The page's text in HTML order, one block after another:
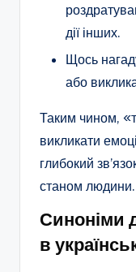
дії інших.
Щось
або
Таким чином,
викликати
глибокий
станом людини.
Синоніми
в